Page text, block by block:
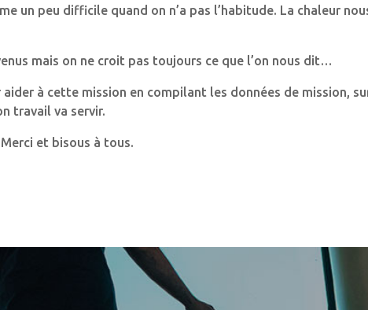
un peu difficile quand on n’a pas l’habitude. La chaleur
mais on ne croit pas toujours ce que l’on nous dit…
à cette mission en compilant les données de mission,
travail va servir.
et bisous à tous.